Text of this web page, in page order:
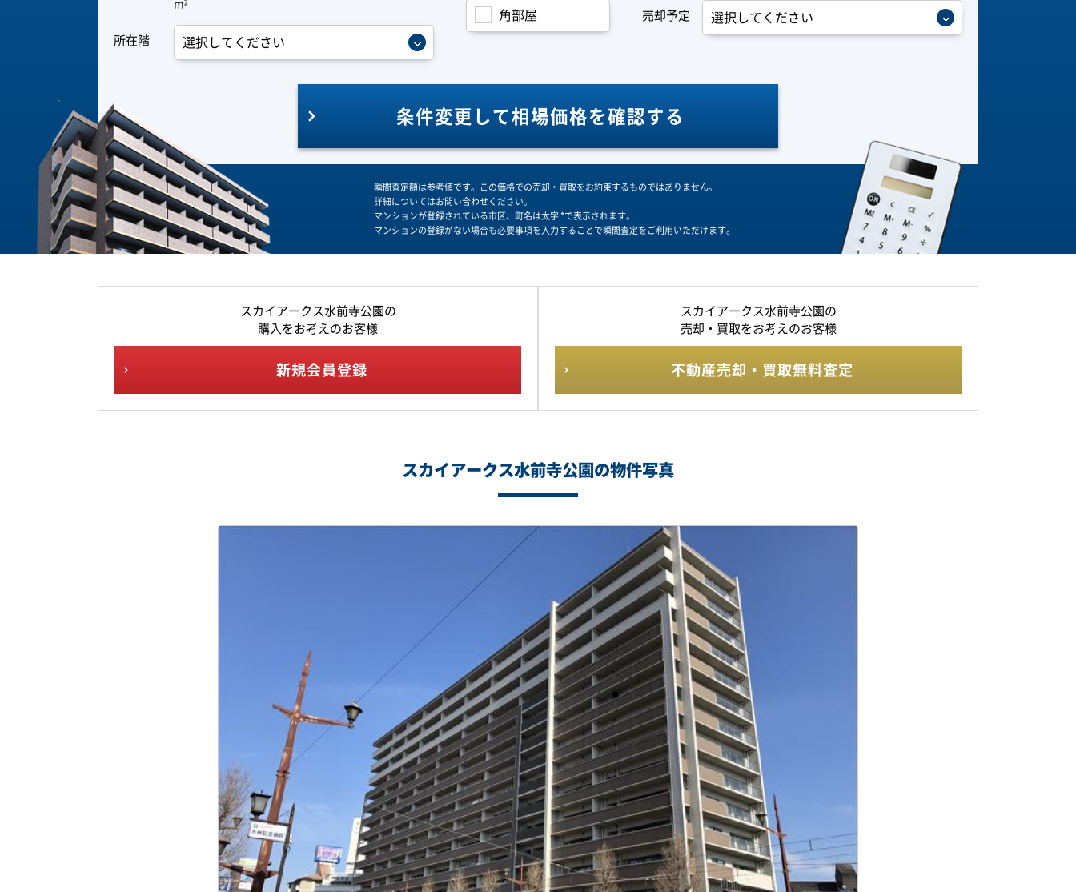
m2
所在階
角部屋 売却予定
条件変更して相場価格を確認する
瞬間査定額は参考値です。この価格での売却・買取をお約束するものではありません。
詳細についてはお問い合わせください。
マンションが登録されている市区、町名は太字 *で表示されます。
マンションの登録がない場合も必要事項を入力することで瞬間査定をご利用いただけます。
スカイアークス水前寺公園の
購入をお考えのお客様
新規会員登録
スカイアークス水前寺公園の
売却・買取をお考えのお客様
不動産売却・買取無料査定
スカイアークス水前寺公園の物件写真